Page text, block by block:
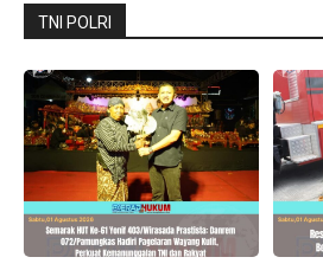
TNI POLRI